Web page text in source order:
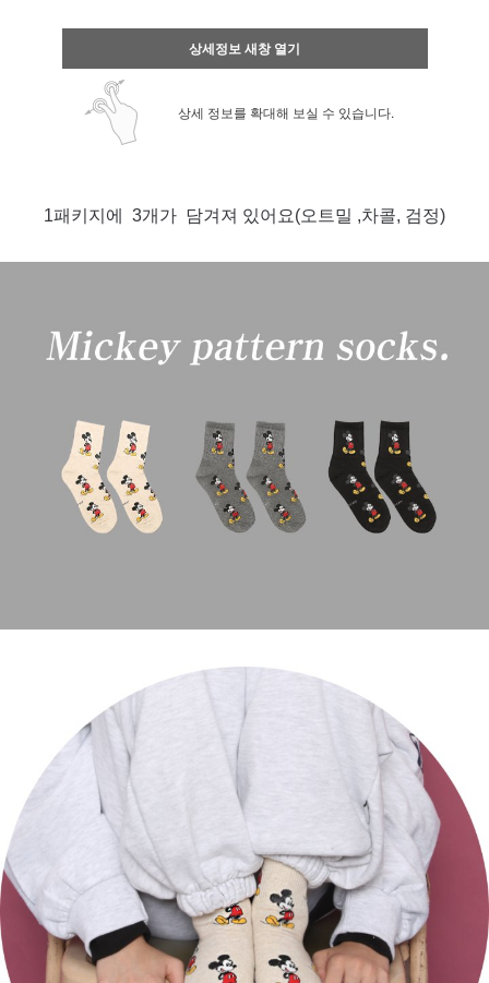
상세정보 새창 열기
상세 정보를 확대해 보실 수 있습니다.
1패키지에 3개가 담겨져 있어요(오트밀 ,차콜, 검정)